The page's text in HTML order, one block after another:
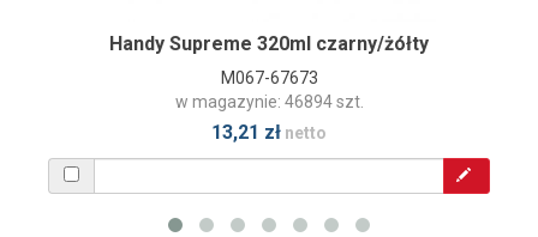
Handy Supreme 320ml czarny/żółty
M067-67673
w magazynie: 46894 szt.
13,21 zł netto